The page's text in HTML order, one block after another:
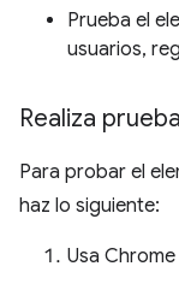
Prueba el
usuarios,
Realiza
Para probar el
haz lo siguiente:
Usa